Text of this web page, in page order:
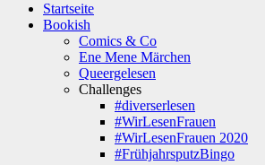
Startseite
Bookish
Comics & Co
Ene Mene Märchen
Queergelesen
Challenges
#diverserlesen
#WirLesenFrauen
#WirLesenFrauen 2020
#FrühjahrsputzBingo